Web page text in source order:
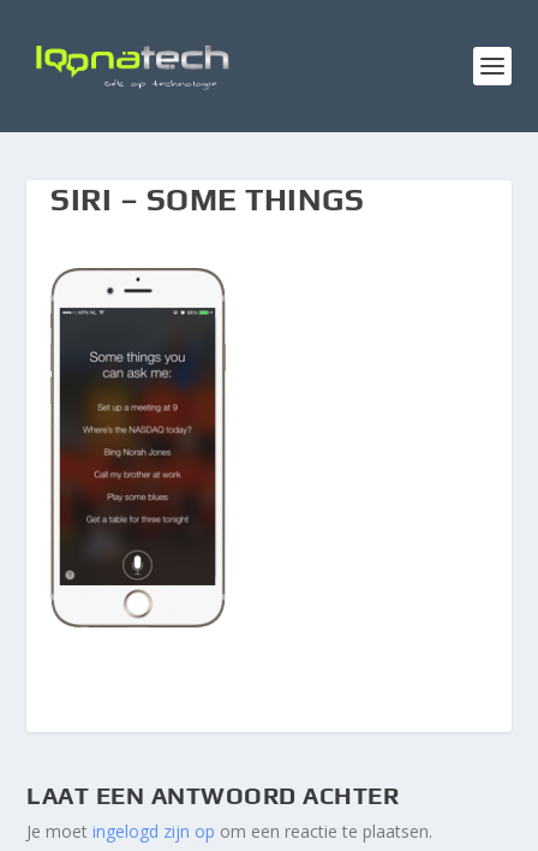
SIRI – SOME THINGS
LAAT EEN ANTWOORD ACHTER
Je moetingelogd zijn op om een reactie te plaatsen.